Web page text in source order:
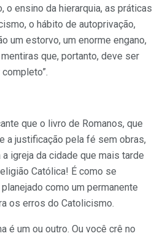
o ensino da hierarquia, as práticas
o hábito de autoprivação,
um estorvo, um enorme engano,
que, portanto, deve ser
que o livro de Romanos, que
a justificação pela fé sem obras,
igreja da cidade que mais tarde
Católica! É como se
como um permanente
os erros do Catolicismo.
é um ou outro. Ou você crê no